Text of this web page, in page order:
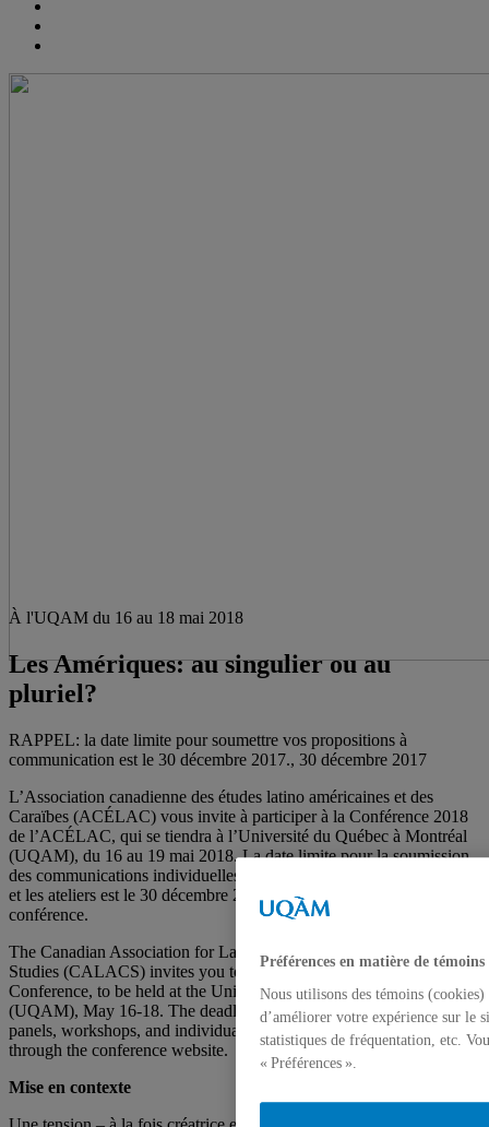
À l'UQAM du 16 au 18 mai 2018
Les Amériques: au singulier ou au
pluriel?
RAPPEL: la date limite pour soumettre vos propositions à
communication est le 30 décembre 2017., 30 décembre 2017
L’Association canadienne des études latino américaines et des
Caraïbes (ACÉLAC) vous invite à participer à la Conférence 2018
de l’ACÉLAC, qui se tiendra à l’Université du Québec à Montréal
(UQAM), du 16 au 19 mai 2018. La date limite pour la soumission
des communications individuelles et des propositions pour les panels
et les ateliers est le 30 décembre 2017 sur le site web de la
conférence.
The Canadian Association for Latin American and Caribbean
Studies (CALACS) invites you to participate in CALACS’s 2018
Conference, to be held at the Université du Québec à Montréal
(UQAM), May 16-18. The deadline for proposals submission for
panels, workshops, and individual papers is December 30, 2017
through the conference website.
Mise en contexte
Préférences en matière de témoins
Nous utilisons des témoins
d’améliorer votre expérience sur le
statistiques de fréquentation, etc.
« Préférences ».